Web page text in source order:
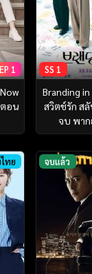
EP 1
อน
SS 1
Branding
สวิตช์รัก ส
จบ พา
ทย จบแล้ว